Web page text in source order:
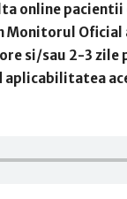
online
Monitorul Oficial
si/sau 2-3 zile
aplicabilitatea